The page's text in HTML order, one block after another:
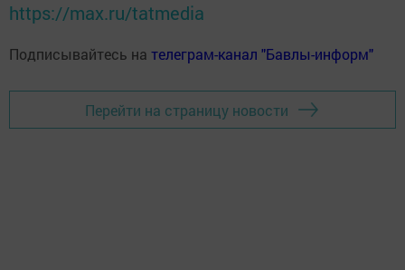
https://max.ru/tatmedia
Подписывайтесь на телеграм-канал "Бавлы-информ"
Перейти на страницу новости